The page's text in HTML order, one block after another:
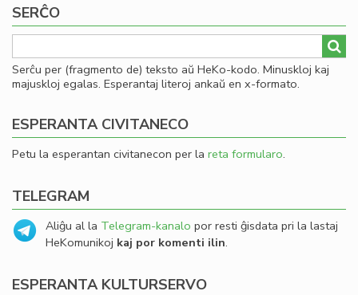
en
la
SERĈO
Serĉu per (fragmento de) teksto aŭ HeKo-kodo. Minuskloj kaj
majuskloj egalas. Esperantaj literoj ankaŭ en x-formato.
ESPERANTA CIVITANECO
Petu la esperantan civitanecon per la reta formularo.
TELEGRAM
Aliĝu al la Telegram-kanalo por resti ĝisdata pri la lastaj
HeKomunikoj kaj por komenti ilin.
ESPERANTA KULTURSERVO